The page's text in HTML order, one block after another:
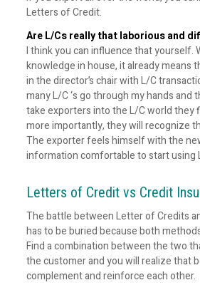
Letters of Credit.
Are L/Cs really that laborious and
I think you can influence that yourself.
knowledge in house, it already means
in the director’s chair with L/C
many L/C ‘s go through my hands and
take exporters into the L/C world they
more importantly, they will recognize
The exporter feels himself with the
information comfortable to start using
Letters of Credit vs Credit
The battle between Letter of Credits
has to be buried because both
Find a combination between the two
the customer and you will realize that
complement and reinforce each other.